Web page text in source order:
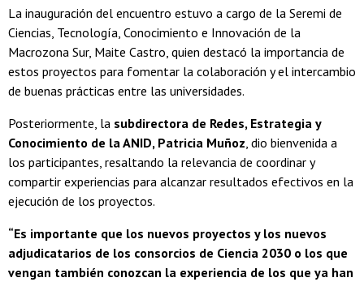
La inauguración del encuentro estuvo a cargo de la Seremi de
Ciencias, Tecnología, Conocimiento e Innovación de la
Macrozona Sur, Maite Castro, quien destacó la importancia de
estos proyectos para fomentar la colaboración y el intercambio
de buenas prácticas entre las universidades.
Posteriormente, la subdirectora de Redes, Estrategia y
Conocimiento de la ANID, Patricia Muñoz , dio bienvenida a
los participantes, resaltando la relevancia de coordinar y
compartir experiencias para alcanzar resultados efectivos en la
ejecución de los proyectos.
“Es importante que los nuevos proyectos y los nuevos
adjudicatarios de los consorcios de Ciencia 2030 o los que
vengan también conozcan la experiencia de los que ya han